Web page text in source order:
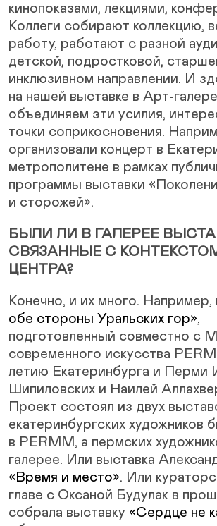
кинопоказами, лекциями,
Коллеги собирают коллекцию,
работу, работают с разной
детской, подростковой,
инклюзивном направлении. И
на нашей выставке в Арт-
объединяем эти усилия,
точки соприкосновения.
организовали концерт в
метрополитене в рамках
программы выставки
и сторожей».
БЫЛИ ЛИ В ГАЛЕРЕЕ
СВЯЗАННЫЕ С
ЦЕНТРА?
Конечно, и их много. Например,
обе стороны Уральских гор»,
подготовленный совместно с
современного искусства
летию Екатеринбурга и Перми
Шипиловских и Наилей
Проект состоял из двух
екатеринбургских художников
в PERMM, а пермских
галерее. Или выставка
«Время и место». Или
главе с Оксаной Будулак в
собрала выставку «Сердце не